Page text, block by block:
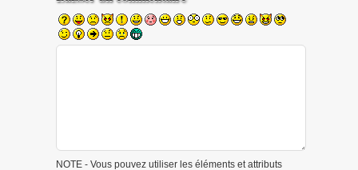
NOTE - Vous pouvez utiliser les éléments et attributs